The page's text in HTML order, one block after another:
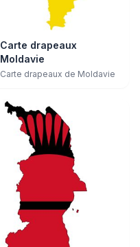
Carte drapeaux
Moldavie
Carte drapeaux de Moldavie